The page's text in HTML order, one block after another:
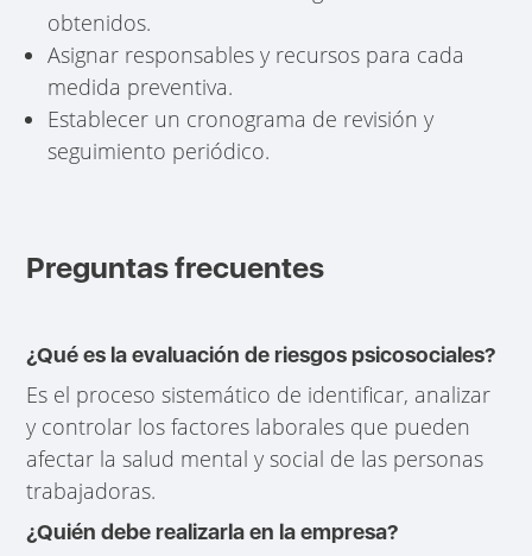
obtenidos.
Asignar responsables y recursos para cada
medida preventiva.
Establecer un cronograma de revisión y
seguimiento periódico.
Preguntas frecuentes
¿Qué es la evaluación de riesgos psicosociales?
Es el proceso sistemático de identificar, analizar
y controlar los factores laborales que pueden
afectar la salud mental y social de las personas
trabajadoras.
¿Quién debe realizarla en la empresa?